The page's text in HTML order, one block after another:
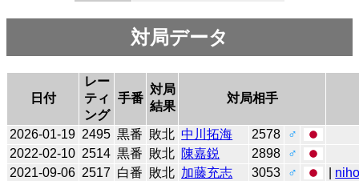
対局データ
日付
レー
ティ
ング
手番
対局
結果
対局相手
2026-01-19 2495 黒番 敗北 中川拓海 2578
♂
2022-02-10 2514 黒番 敗北 陳嘉鋭 2898
♂
2021-09-06 2517 白番 敗北 加藤充志 3053 ♂